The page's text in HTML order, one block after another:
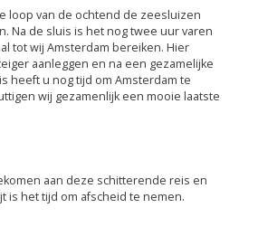
loop van de ochtend de zeesluizen
Na de sluis is het nog twee uur varen
tot wij Amsterdam bereiken. Hier
aanleggen en na een gezamelijke
heeft u nog tijd om Amsterdam te
wij gezamenlijk een mooie laatste
aan deze schitterende reis en
is het tijd om afscheid te nemen.